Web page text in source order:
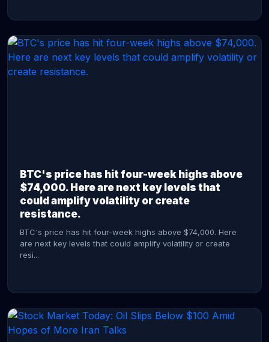
BTC's price has hit four-week highs above
$74,000. Here are next key levels that
could amplify volatility or create
resistance.
BTC's price has hit four-week highs above $74,000. Here
are next key levels that could amplify volatility or create
resi...